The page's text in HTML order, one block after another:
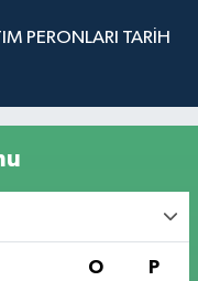
PERONLARI TARİH
O P